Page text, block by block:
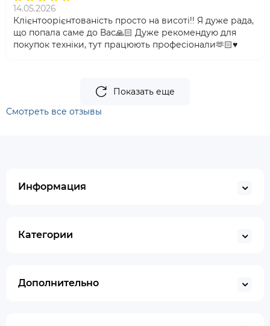
14.05.2026
Клієнтоорієнтованість просто на висоті!! Я дуже рада,
що попала саме до Вас🙏🏻 Дуже рекомендую для
покупок техніки, тут працюють професіонали🫶🏻♥️
Показать еще
Смотреть все отзывы
Информация
Категории
Дополнительно